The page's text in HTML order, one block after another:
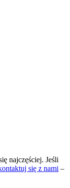
najczęściej. Jeśli
się z nami –